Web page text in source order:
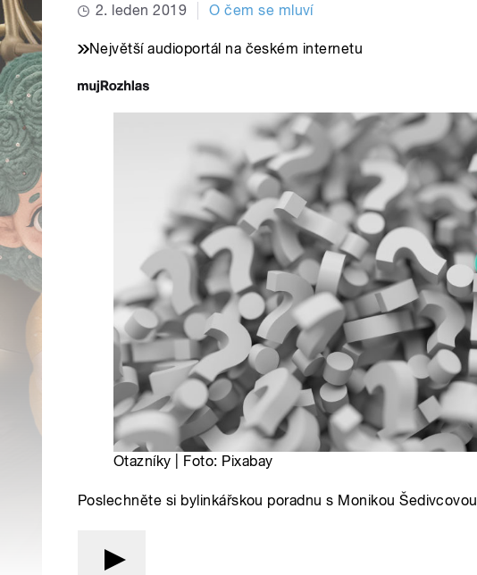
2. leden 2019 O čem se mluví
Největší audioportál na českém internetu
Otazníky | Foto: Pixabay
Poslechněte si bylinkářskou poradnu s Monikou Šedivcovou